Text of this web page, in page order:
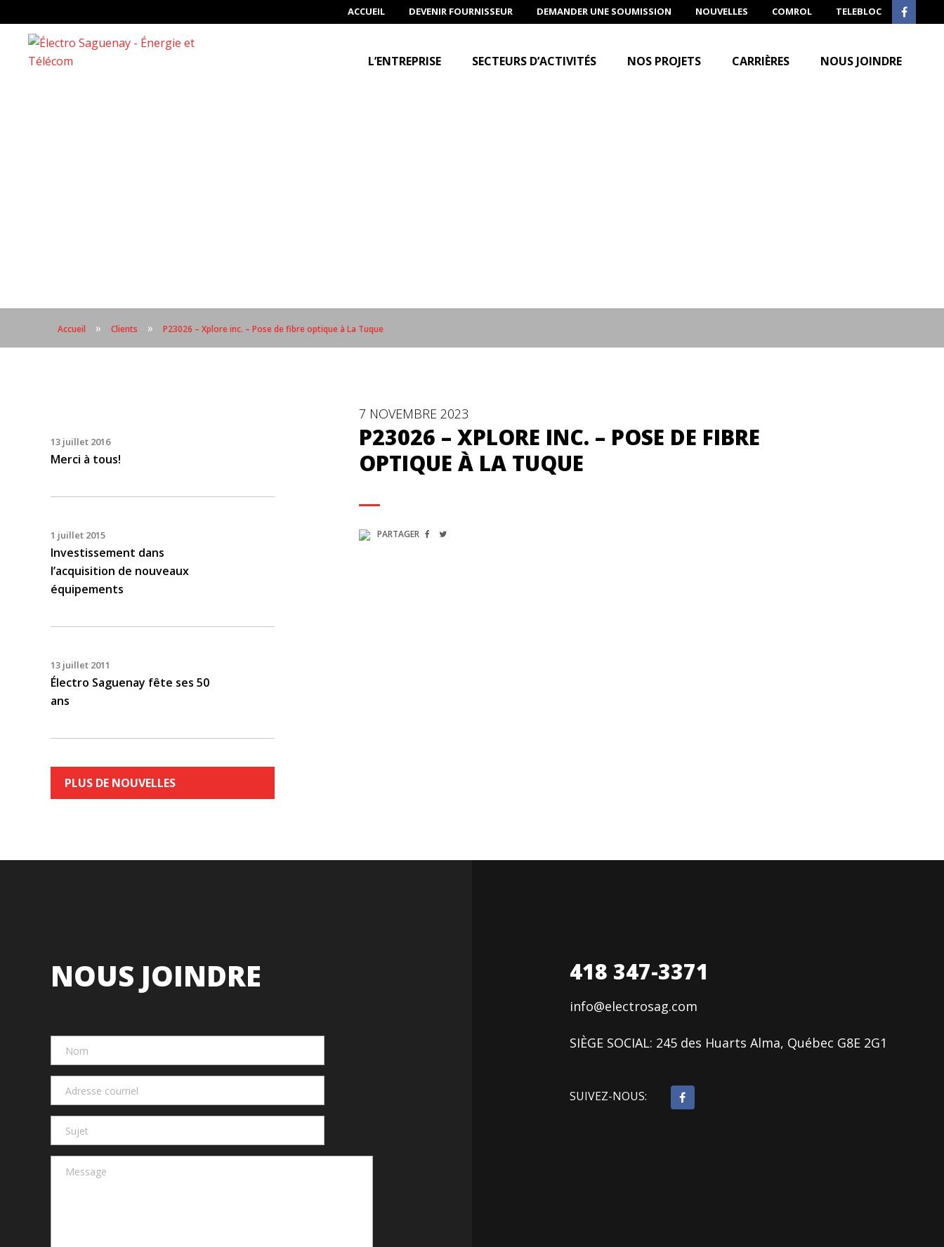
ACCUEIL DEVENIR FOURNISSEUR DEMANDER UNE SOUMISSION NOUVELLES COMROL TELEBLOC
L’ENTREPRISE SECTEURS D’ACTIVITÉS NOS PROJETS CARRIÈRES NOUS JOINDRE
Accueil » Clients » P23026 – Xplore inc. – Pose de fibre optique à La Tuque
13 juillet 2016
Merci à tous!
1 juillet 2015
Investissement dans
l’acquisition de nouveaux
équipements
13 juillet 2011
Électro Saguenay fête ses 50
ans
PLUS DE NOUVELLES
7 NOVEMBRE 2023
P23026 – XPLORE INC. – POSE DE FIBRE
OPTIQUE À LA TUQUE
PARTAGER
NOUS JOINDRE 418 347-3371
info@electrosag.com
SIÈGE SOCIAL: 245 des Huarts Alma, Québec G8E 2G1
SUIVEZ-NOUS: